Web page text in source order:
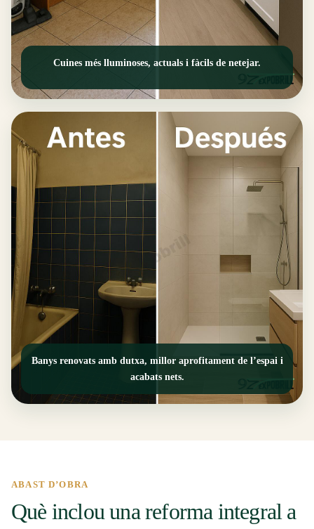
Cuines més lluminoses, actuals i fàcils de netejar.
Banys renovats amb dutxa, millor aprofitament de l’espai i
acabats nets.
ABAST D’OBRA
Què inclou una reforma integral a